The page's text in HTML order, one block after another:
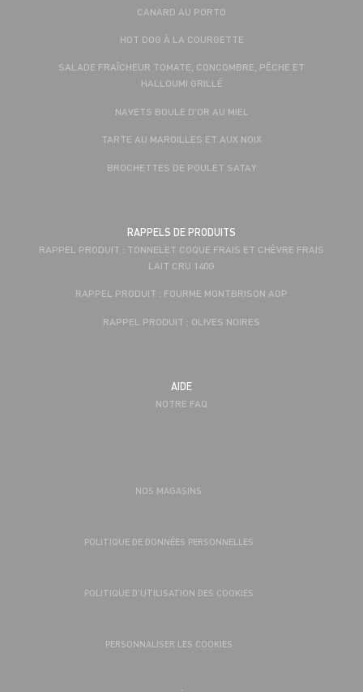
CANARD AU PORTO
HOT DOG À LA COURGETTE
SALADE FRAÎCHEUR TOMATE, CONCOMBRE, PÊCHE ET
HALLOUMI GRILLÉ
NAVETS BOULE D'OR AU MIEL
TARTE AU MAROILLES ET AUX NOIX
BROCHETTES DE POULET SATAY
RAPPELS DE PRODUITS
RAPPEL PRODUIT : TONNELET COQUE FRAIS ET CHÈVRE FRAIS
LAIT CRU 140G
RAPPEL PRODUIT : FOURME MONTBRISON AOP
RAPPEL PRODUIT : OLIVES NOIRES
AIDE
NOTRE FAQ
NOS MAGASINS
POLITIQUE DE DONNÉES PERSONNELLES
POLITIQUE D’UTILISATION DES COOKIES
PERSONNALISER LES COOKIES